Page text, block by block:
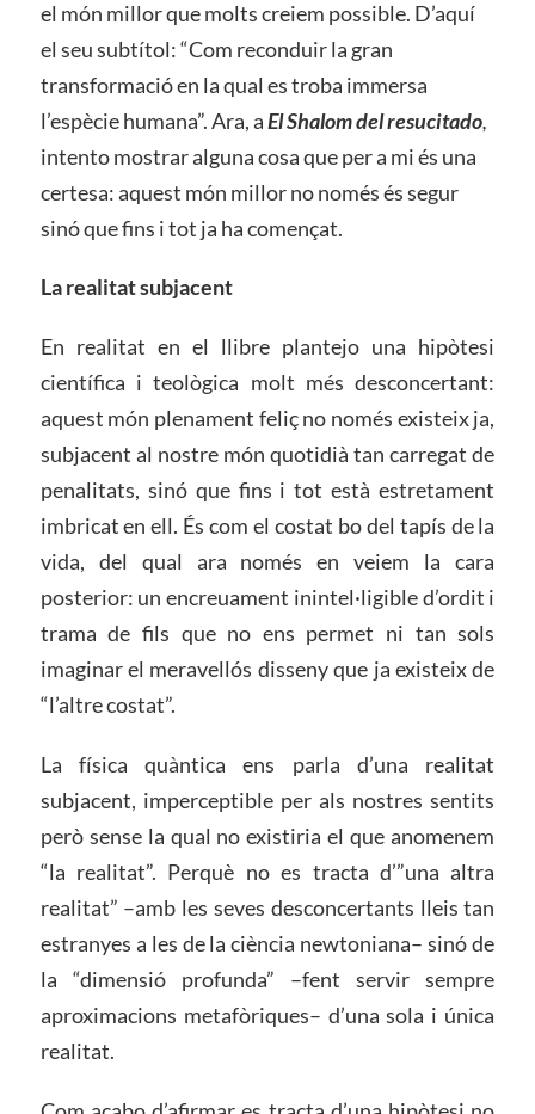
el món millor que molts creiem possible. D’aquí
el seu subtítol: “Com reconduir la gran
transformació en la qual es troba immersa
l’espècie humana”. Ara, aEl Shalom del resucitado,
intento mostrar alguna cosa que per a mi és una
certesa: aquest món millor no només és segur
sinó que fins i tot ja ha començat.
La realitat subjacent
En realitat en el llibre plantejo una hipòtesi
científica i teològica molt més desconcertant:
aquest món plenament feliç no només existeix ja,
subjacent al nostre món quotidià tan carregat de
penalitats, sinó que fins i tot està estretament
imbricat en ell. És com el costat bo del tapís de la
vida, del qual ara només en veiem la cara
posterior: un encreuament inintel·ligible d’ordit i
trama de fils que no ens permet ni tan sols
imaginar el meravellós disseny que ja existeix de
“l’altre costat”.
La física quàntica ens parla d’una realitat
subjacent, imperceptible per als nostres sentits
però sense la qual no existiria el que anomenem
“la realitat”. Perquè no es tracta d’”una altra
realitat” –amb les seves desconcertants lleis tan
estranyes a les de la ciència newtoniana– sinó de
la “dimensió profunda” –fent servir sempre
aproximacions metafòriques– d’una sola i única
realitat.